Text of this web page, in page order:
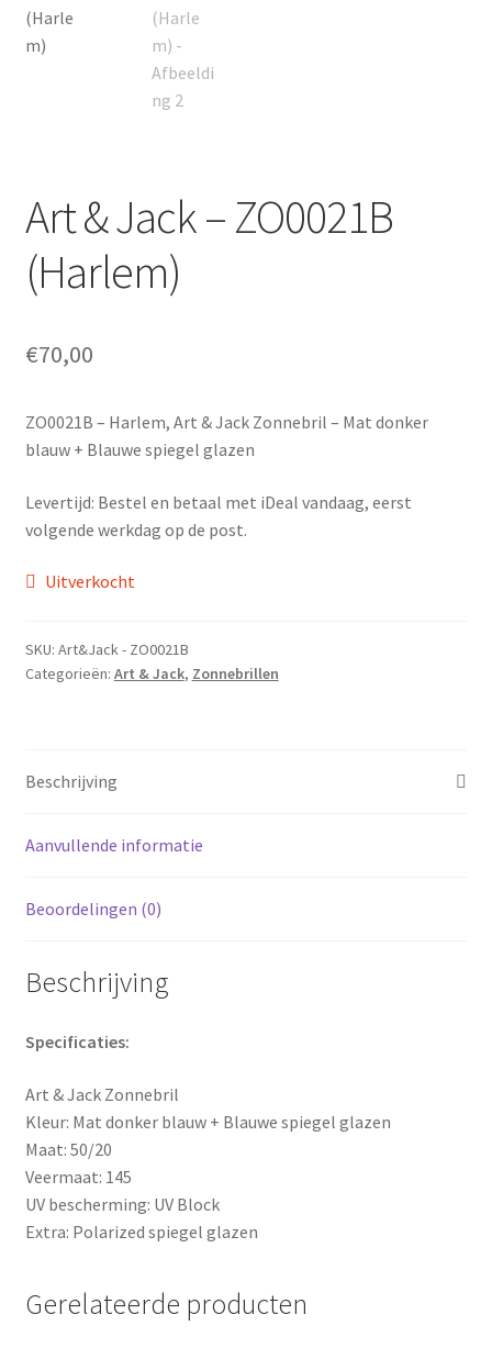
Art & Jack – ZO0021B
(Harlem)
€70,00
ZO0021B – Harlem, Art & Jack Zonnebril – Mat donker
blauw + Blauwe spiegel glazen
Levertijd: Bestel en betaal met iDeal vandaag, eerst
volgende werkdag op de post.
Uitverkocht
SKU: Art&Jack - ZO0021B
Categorieën: Art & Jack, Zonnebrillen
Beschrijving
Aanvullende informatie
Beoordelingen (0)
Beschrijving
Specificaties:
Art & Jack Zonnebril
Kleur: Mat donker blauw + Blauwe spiegel glazen
Maat: 50/20
Veermaat: 145
UV bescherming: UV Block
Extra: Polarized spiegel glazen
Gerelateerde producten